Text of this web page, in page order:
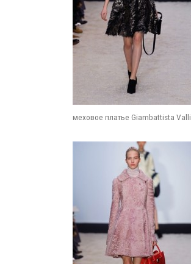
меховое платье Giambattista Valli